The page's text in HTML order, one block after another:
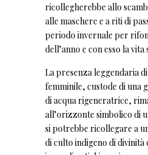
ricollegherebbe allo
alle maschere e a riti di
periodo invernale per
dell’anno e con esso la
La presenza leggendaria
femminile, custode di una
di acqua rigeneratrice,
all’orizzonte simbolico di
si potrebbe ricollegare a
di culto indigeno di divinità